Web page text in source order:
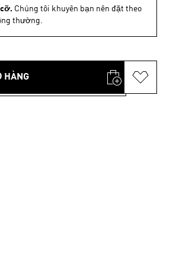
Chúng tôi khuyên bạn nên đặt theo
thường.
HÀNG